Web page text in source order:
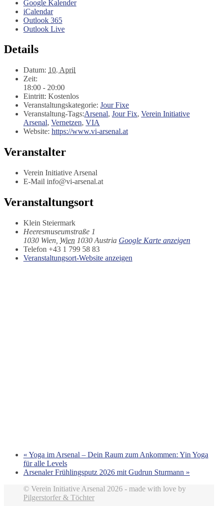
Google Kalender
iCalendar
Outlook 365
Outlook Live
Details
Datum: 10. April
Zeit:
18:00 - 20:00
Eintritt: Kostenlos
Veranstaltungskategorie: Jour Fixe
Veranstaltung-Tags:Arsenal, Jour Fix, Verein Initiative
Arsenal, Vernetzen, VIA
Website: https://www.vi-arsenal.at
Veranstalter
Verein Initiative Arsenal
E-Mail info@vi-arsenal.at
Veranstaltungsort
Klein Steiermark
Heeresmuseumstraße 1
1030 Wien Wien 1030 Austria Google Karte anzeigen
Telefon +43 1 799 58 83
Veranstaltungsort-Website anzeigen
« Yoga im Arsenal – Dein Raum zum Ankommen: Yin Yoga
für alle Levels
Arsenaler Frühlingsputz 2026 mit Gudrun Sturmann »
© Verein Initiative Arsenal 2026 - made with love by
Pilgerstorfer & Töchter